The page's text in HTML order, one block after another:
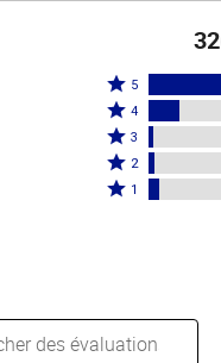
Coté
5
étoiles
par
80 %
5
Coté
4
étoiles
par
4
Coté
3
étoiles
3
Coté
2
évaluateurs
2
Coté1
évaluations